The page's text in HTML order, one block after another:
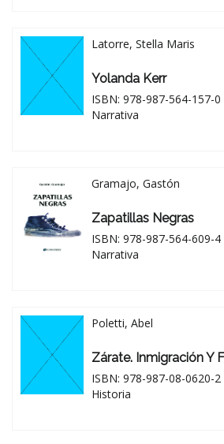
Latorre, Stella Maris
Yolanda Kerr
ISBN: 978-987-564-157-0
Narrativa
Gramajo, Gastón
Zapatillas Negras
ISBN: 978-987-564-609-4
Narrativa
Poletti, Abel
Zárate. Inmigración Y
ISBN: 978-987-08-0620-2
Historia